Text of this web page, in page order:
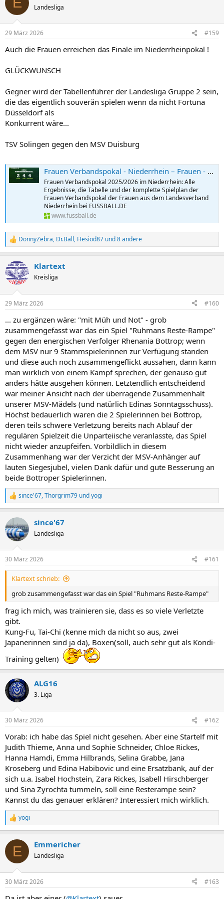
i
e
:
Landesliga
29 März 2026 #159
Auch die Frauen erreichen das Finale im Niederrheinpokal !
GLÜCKWUNSCH
Gegner wird der Tabellenführer der Landesliga Gruppe 2 sein,
die das eigentlich souverän spielen wenn da nicht Fortuna
Düsseldorf als
Konkurrent wäre...
TSV Solingen gegen den MSV Duisburg
Frauen Verbandspokal - Niederrhein – Frauen - 2025/2026: Ergebnisse, Tabelle und Spielplan bei FUSSBALL.DE
Frauen Verbandspokal 2025/2026 im Niederrhein: Alle
Ergebnisse, die Tabelle und der komplette Spielplan der
Frauen Verbandspokal der Frauen aus dem Landesverband
Niederrhein bei FUSSBALL.DE
www.fussball.de
R
e
k
t
i
e
:
DonnyZebra, Dr.Ball, Hesiod87 und 8 andere
Klartext
Kreisliga
29 März 2026 #160
... zu ergänzen wäre: "mit Müh und Not" - grob
zusammengefasst war das ein Spiel "Ruhmans Reste-Rampe"
gegen den energischen Verfolger Rhenania Bottrop; wenn
dem MSV nur 9 Stammspielerinnen zur Verfügung standen
und diese auch noch zusammengeflickt aussahen, dann kann
man wirklich von einem Kampf sprechen, der genauso gut
anders hätte ausgehen können. Letztendlich entscheidend
war meiner Ansicht nach der überragende Zusammenhalt
unserer MSV-Mädels (und natürlich Edinas Sonntagsschuss).
Höchst bedauerlich waren die 2 Spielerinnen bei Bottrop,
deren teils schwere Verletzung bereits nach Ablauf der
regulären Spielzeit die Unparteiische veranlasste, das Spiel
nicht wieder anzupfeifen. Vorbildlich in diesem
Zusammenhang war der Verzicht der MSV-Anhänger auf
lauten Siegesjubel, vielen Dank dafür und gute Besserung an
beide Bottroper Spielerinnen.
R
e
k
t
i
e
n
since'67,Thorgrim79 undyogi
since'67
Landesliga
30 März 2026 #161
Klartext schrieb:
grob zusammengefasst war das ein Spiel "Ruhmans Reste-Rampe"
frag ich mich, was trainieren sie, dass es so viele Verletzte
gibt.
Kung-Fu, Tai-Chi (kenne mich da nicht so aus, zwei
Japanerinnen sind ja da), Boxen(soll, auch sehr gut als Kondi-
Training gelten)
ALG16
3. Liga
30 März 2026 #162
Vorab: ich habe das Spiel nicht gesehen. Aber eine Startelf mit
Judith Thieme, Anna und Sophie Schneider, Chloe Rickes,
Hanna Hamdi, Emma Hilbrands, Selina Grabbe, Jana
Kroseberg und Edina Habibovic und eine Ersatzbank, auf der
sich u.a. Isabel Hochstein, Zara Rickes, Isabell Hirschberger
und Sina Zyrochta tummeln, soll eine Resterampe sein?
Kannst du das genauer erklären? Interessiert mich wirklich.
R
e
k
i
e
yogi
E Emmericher
Landesliga
30 März 2026 #163